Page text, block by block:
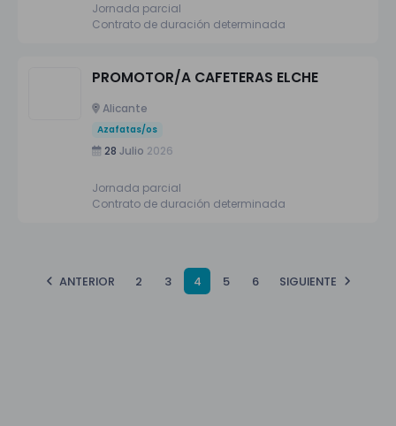
Jornada parcial
Contrato de duración determinada
PROMOTOR/A CAFETERAS ELCHE
Alicante
Azafatas/os
28 Julio 2026
Jornada parcial
Contrato de duración determinada
ANTERIOR 2 3 4 5 6 SIGUIENTE